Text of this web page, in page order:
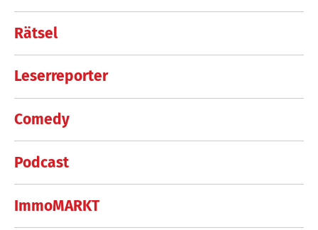
Rätsel
Leserreporter
Comedy
Podcast
ImmoMARKT